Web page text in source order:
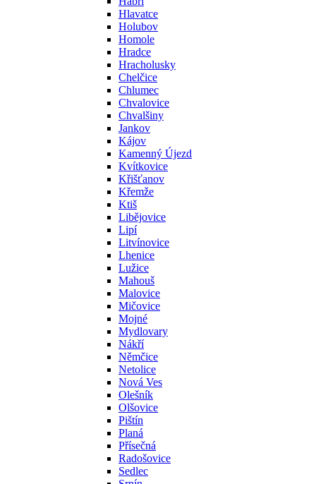
Hlavatce
Holubov
Homole
Hradce
Hracholusky
Chelčice
Chlumec
Chvalovice
Chvalšiny
Jankov
Kájov
Kamenný Újezd
Kvítkovice
Křišťanov
Křemže
Ktiš
Libějovice
Lipí
Litvínovice
Lhenice
Lužice
Mahouš
Malovice
Mičovice
Mojné
Mydlovary
Nákří
Němčice
Netolice
Nová Ves
Olešník
Olšovice
Pištín
Planá
Přísečná
Radošovice
Sedlec